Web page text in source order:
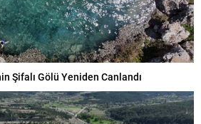
Şifalı Gölü Yeniden Canlandı